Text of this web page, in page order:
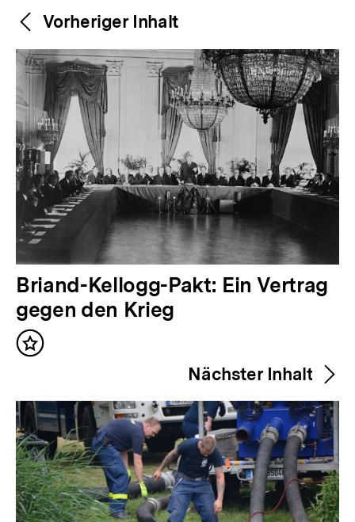
Weitere
Inhalte
Content-
Navigation
Vorheriger Inhalt
V
o
r
h
r
i
g
e
r
Briand-Kellogg-Pakt: Ein Vertrag
gegen den Krieg
Inhalt
Nächster Inhalt